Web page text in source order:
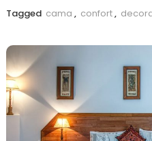
Tagged cama , confort,